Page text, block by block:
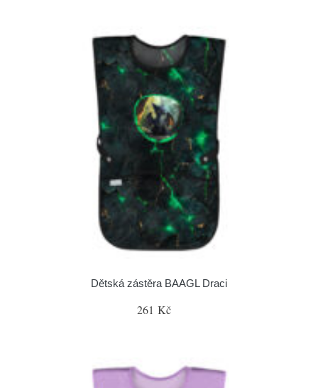
Dětská zástěra BAAGL Draci
261 Kč